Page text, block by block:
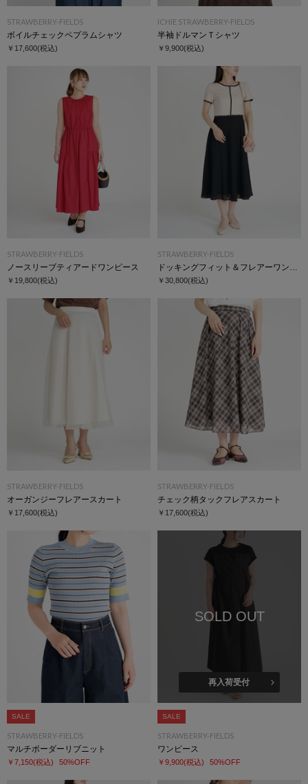
STRAWBERRY-FIELDS
ボイルチェックペプラムシャツ
￥17,600(税込)
ICHIE STRAWBERRY-FIELDS
半袖ドルマンＴシャツ
￥9,900(税込)
STRAWBERRY-FIELDS
ノースリーブティアードワンピース
￥19,800(税込)
STRAWBERRY-FIELDS
￥30,800(税込)
STRAWBERRY-FIELDS
オーガンジーフレアースカート
￥17,600(税込)
STRAWBERRY-FIELDS
チェック柄タックフレアスカート
￥17,600(税込)
SALE
STRAWBERRY-FIELDS
マルチボーダーリブニット
￥7,150(税込) 50%OFF
SOLD OUT
再入荷受付
SALE
STRAWBERRY-FIELDS
ワンピース
￥9,900(税込) 50%OFF